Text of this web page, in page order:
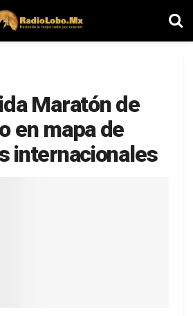
Maratón de
en mapa de
internacionales